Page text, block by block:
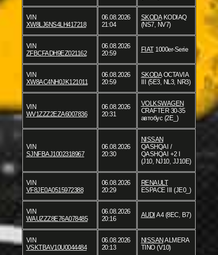
VIN
XW8LJ6NS4LH417218
06.08.2026
21:04
SKODAKODIAQ
(NS7, NV7)
VIN
ZFBCFADH9EZ021162
06.08.2026
20:59
FIAT1000er-Serie
VIN
XW8AC4NH0JK121011
06.08.2026
20:59
SKODAOCTAVIA
III (5E3, NL3, NR3)
VIN
WV1ZZZ2EZA6007836
06.08.2026
20:31
VOLKSWAGEN
CRAFTER 30-35
автобус (2E_)
VIN
SJNFBAJ1002318967
06.08.2026
20:30
NISSAN
QASHQAI /
QASHQAI +2 I
(J10, NJ10, JJ10E)
VIN
VF8JE0A0515972388
06.08.2026
20:29
RENAULT
ESPACE III (JE0_)
VIN
WAUZZZ8E76A078485
06.08.2026
20:16
AUDI A4 (8EC, B7)
VIN
VSKTBAV10U0044484
06.08.2026
20:13
NISSAN ALMERA
TINO (V10)